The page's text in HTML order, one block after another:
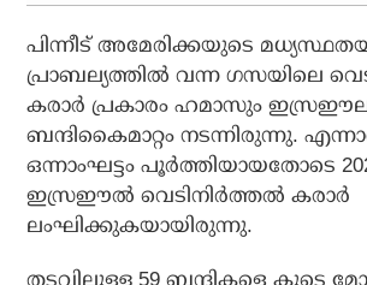
പിന്നീട് അമേരിക്കയുടെ
പ്രാബല്യത്തില്‍ വന്ന ഗസയിലെ
കരാര്‍ പ്രകാരം ഹമാസും
ബന്ദികൈമാറ്റം നടന്നിരുന്നു.
ഒന്നാംഘട്ടം പൂര്‍ത്തിയായതോടെ
ഇസ്രഈല്‍ വെടിനിര്‍ത്തല്‍ കരാര്‍
ലംഘിക്കുകയായിരുന്നു.
തടവിലുള്ള 59 ബന്ദികളെ കൂടെ